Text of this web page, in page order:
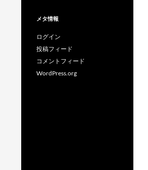
メタ情報
ログイン
投稿フィード
コメントフィード
WordPress.org